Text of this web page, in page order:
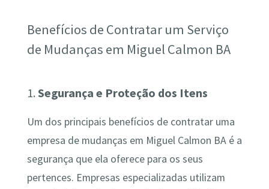
Benefícios de Contratar um Serviço
de Mudanças em Miguel Calmon BA
1. Segurança e Proteção dos Itens
Um dos principais benefícios de contratar uma
empresa de mudanças em Miguel Calmon BA é a
segurança que ela oferece para os seus
pertences. Empresas especializadas utilizam